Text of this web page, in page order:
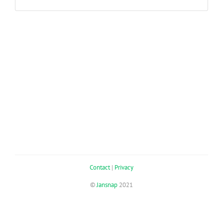
Contact| Privacy
©Jansnap 2021